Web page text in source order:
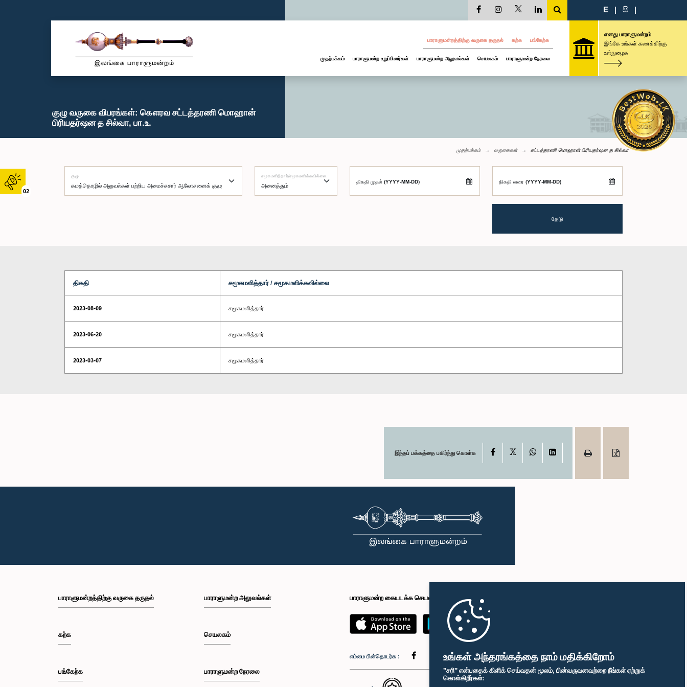
உங்கள் அந்தரங்கத்தை நாம் மதிக்கிறோம்
"சரி" என்பதைக் கிளிக் செய்வதன் மூலம், பின்வருவனவற்றை நீங்கள் ஏற்றுக்
கொள்கிறீர்கள்:
02
E | සි |
பாராளுமன்றத்திற்கு வருகை தருதல் கற்க பங்கேற்க
முதற்பக்கம் பாராளுமன்ற உறுப்பினர்கள் பாராளுமன்ற அலுவல்கள் செயலகம் பாராளுமன்ற நேரலை
எனது பாராளுமன்றம்
இங்கே உங்கள் கணக்கிற்கு
உள்நுழைக
குழு வருகை விபரங்கள்: கௌரவ சட்டத்தரணி மொஹான்
பிரியதர்ஷன த சில்வா, பா.உ.
முதற்பக்கம் வருகைகள் சட்டத்தரணி மொஹான் பிரியதர்ஷன த சில்வா
குழு சமூகமளித்தார்/சமூகமளிக்கவில்லை
திகதி முதல் (YYYY-MM-DD) திகதி வரை (YYYY-MM-DD)
தேடு
திகதி சமூகமளித்தார் / சமூகமளிக்கவில்லை
2023-08-09 சமூகமளித்தார்
2023-06-20 சமூகமளித்தார்
2023-03-07 சமூகமளித்தார்
இந்தப் பக்கத்தை பகிர்ந்து கொள்க Facebook WhatsAppLinkedIn
பாராளுமன்றத்திற்கு வருகை தருதல்
கற்க
பங்கேற்க
பாராளுமன்ற அலுவல்கள்
செயலகம்
பாராளுமன்ற நேரலை
பாராளுமன்ற கையடக்க செயலி
எம்மை பின்தொடர்க :